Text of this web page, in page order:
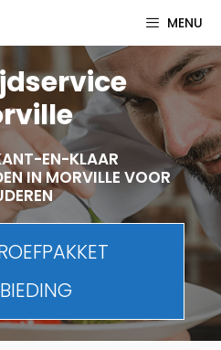
MENU
EN-KLAAR
IN MORVILLE VOOR